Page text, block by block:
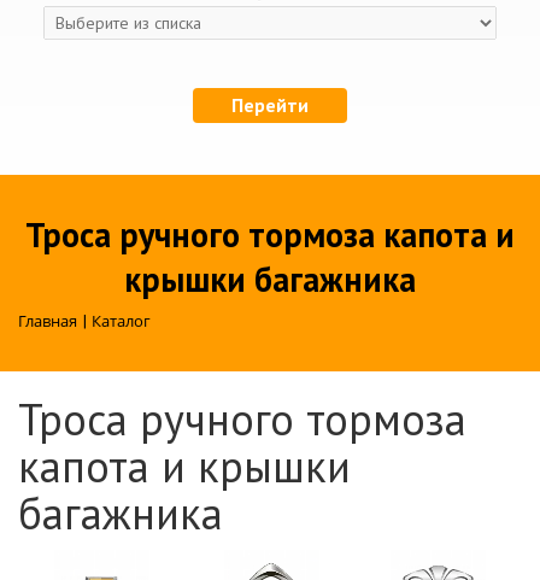
Перейти
Троса ручного тормоза капота и
крышки багажника
Главная | Каталог
Троса ручного тормоза
капота и крышки
багажника